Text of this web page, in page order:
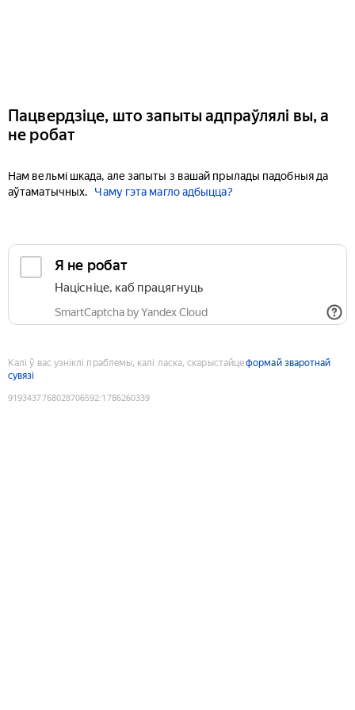
Пацвердзіце, што запыты адпраўлялі вы, а
не робат
Нам вельмі шкада, але запыты з вашай прылады падобныя да
аўтаматычных.
Чаму гэта магло адбыцца?
Я не робат
Націсніце, каб працягнуць
SmartCaptcha by Yandex Cloud
Калі ў вас узніклі праблемы, калі ласка, скарыстайцеформай зваротнай
сувязі
9193437768028706592:1786260339